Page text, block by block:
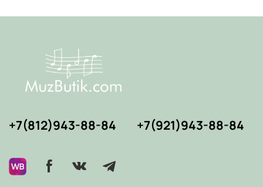
+7(812)943-88-84 +7(921)943-88-84